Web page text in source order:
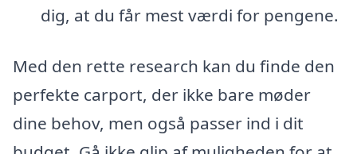
dig, at du får mest værdi for pengene.
Med den rette research kan du finde den
perfekte carport, der ikke bare møder
dine behov, men også passer ind i dit